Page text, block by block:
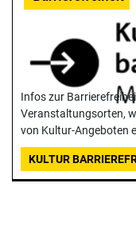
Infos zur
Veranstaltungsorten,
von Kultur-Angeboten
KULTUR